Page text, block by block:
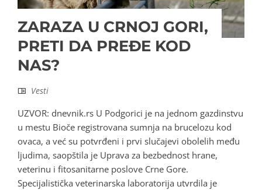
ZARAZA U CRNOJ GORI,
PRETI DA PREĐE KOD
NAS?
Vesti
UZVOR: dnevnik.rs U Podgorici je na jednom gazdinstvu
u mestu Bioče registrovana sumnja na brucelozu kod
ovaca, a već su potvrđeni i prvi slučajevi obolelih među
ljudima, saopštila je Uprava za bezbednost hrane,
veterinu i fitosanitarne poslove Crne Gore.
Specijalistička veterinarska laboratorija utvrdila je